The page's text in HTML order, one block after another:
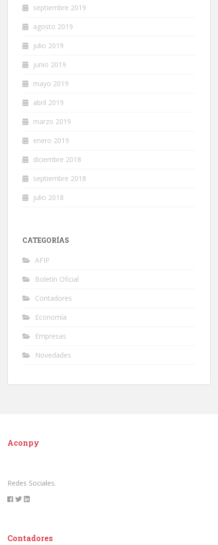
septiembre 2019
agosto 2019
julio 2019
junio 2019
mayo 2019
abril 2019
marzo 2019
enero 2019
diciembre 2018
septiembre 2018
julio 2018
CATEGORÍAS
AFIP
Boletín Oficial
Contadores
Economía
Empresas
Novedades
Aconpy
Redes Sociales.
Contadores